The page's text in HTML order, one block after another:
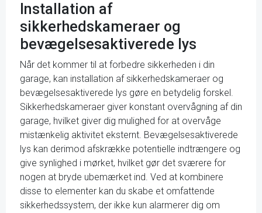
Installation af
sikkerhedskameraer og
bevægelsesaktiverede lys
Når det kommer til at forbedre sikkerheden i din
garage, kan installation af sikkerhedskameraer og
bevægelsesaktiverede lys gøre en betydelig forskel.
Sikkerhedskameraer giver konstant overvågning af din
garage, hvilket giver dig mulighed for at overvåge
mistænkelig aktivitet eksternt. Bevægelsesaktiverede
lys kan derimod afskrække potentielle indtrængere og
give synlighed i mørket, hvilket gør det sværere for
nogen at bryde ubemærket ind. Ved at kombinere
disse to elementer kan du skabe et omfattende
sikkerhedssystem, der ikke kun alarmerer dig om